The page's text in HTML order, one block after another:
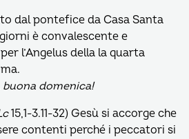
dal pontefice da Casa Santa
è convalescente e
l’Angelus della la quarta
domenica!
15,1-3.11-32) Gesù si accorge che
contenti perché i peccatori si